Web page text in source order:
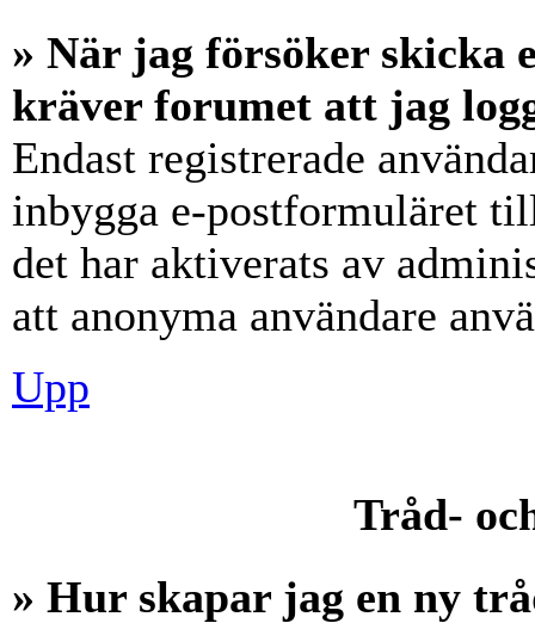
» När jag försöker skicka
kräver forumet att jag
Endast registrerade
inbygga e-postformuläret
det har aktiverats av
att anonyma användare
Upp
Tråd-
» Hur skapar jag en ny